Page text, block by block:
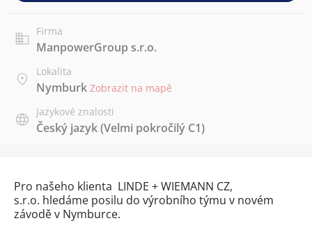
Firma
ManpowerGroup s.r.o.
Lokalita
Nymburk Zobrazit na mapě
Jazykové znalosti
Český jazyk(Velmi pokročilý C1)
Pro našeho klienta LINDE + WIEMANN CZ,
s.r.o. hledáme posilu do výrobního týmu v novém
závodě v Nymburce.